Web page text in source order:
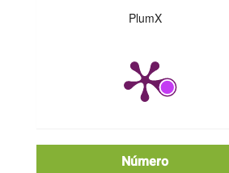
PlumX
Número